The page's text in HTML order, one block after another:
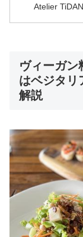
Atelier
ヴィーガン
はベジタリ
解説